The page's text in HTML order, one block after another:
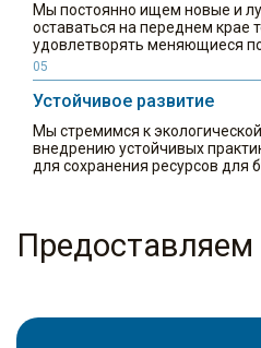
Мы постоянно ищем новые и
оставаться на переднем крае
удовлетворять меняющиеся
05
Устойчивое развитие
Мы стремимся к
внедрению устойчивых
для сохранения ресурсов для
Предоставляем